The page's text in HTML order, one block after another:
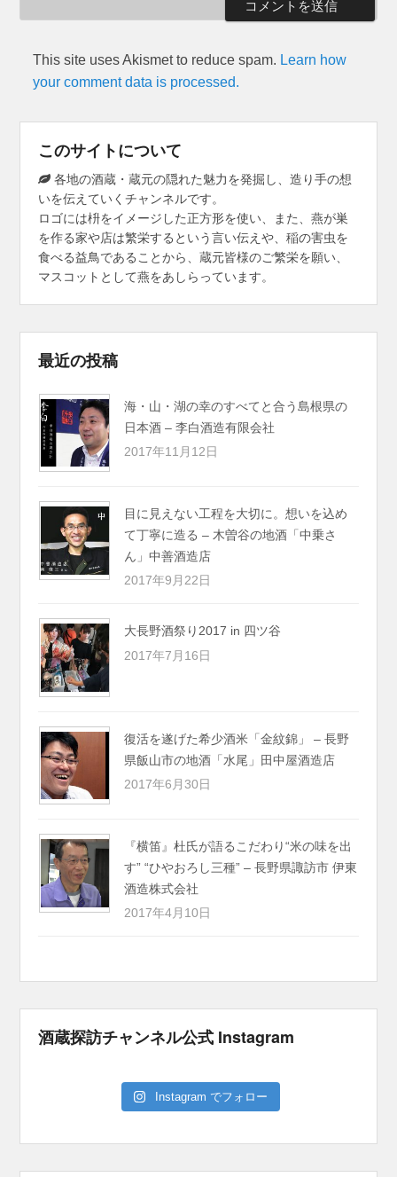
This site uses Akismet to reduce spam. Learn how
your comment data is processed.
このサイトについて
各地の酒蔵・蔵元の隠れた魅力を発掘し、造り手の想
いを伝えていくチャンネルです。
ロゴには枡をイメージした正方形を使い、また、燕が巣
を作る家や店は繁栄するという言い伝えや、稲の害虫を
食べる益鳥であることから、蔵元皆様のご繁栄を願い、
マスコットとして燕をあしらっています。
最近の投稿
海・山・湖の幸のすべてと合う島根県の
日本酒 – 李白酒造有限会社
2017年11月12日
目に見えない工程を大切に。想いを込め
て丁寧に造る – 木曽谷の地酒「中乗さ
ん」中善酒造店
2017年9月22日
大長野酒祭り2017 in 四ツ谷
2017年7月16日
復活を遂げた希少酒米「金紋錦」 – 長野
県飯山市の地酒「水尾」田中屋酒造店
2017年6月30日
『横笛』杜氏が語るこだわり“米の味を出
す” “ひやおろし三種” – 長野県諏訪市 伊東
酒造株式会社
2017年4月10日
酒蔵探訪チャンネル公式 Instagram
Instagram でフォロー